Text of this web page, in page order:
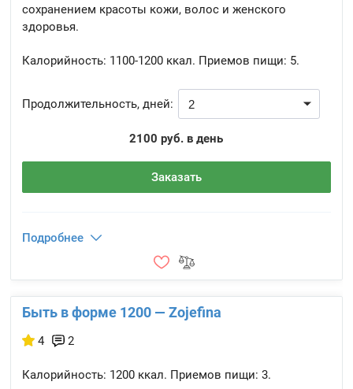
сохранением красоты кожи, волос и женского
здоровья.
Калорийность: 1100-1200 ккал. Приемов пищи: 5.
Продолжительность, дней:
2100 руб. в день
Заказать
Подробнее
Быть в форме 1200 — Zojefina
4 2
Калорийность: 1200 ккал. Приемов пищи: 3.